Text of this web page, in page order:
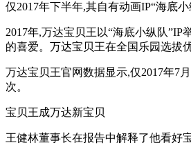
仅2017年下半年,其自有动画IP“海底小
2017年,万达宝贝王以“海底小纵队”IP
的喜爱。万达宝贝王在全国乐园选拔
万达宝贝王官网数据显示,仅2017年7
次。
宝贝王成万达新宝贝
王健林董事长在报告中解释了他看好